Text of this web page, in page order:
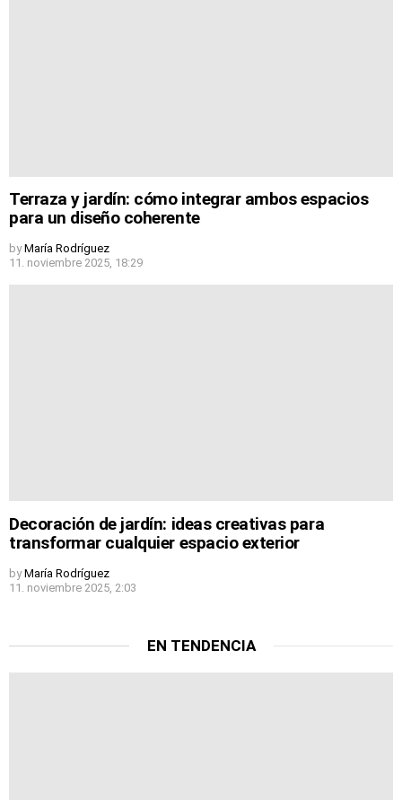
Terraza y jardín: cómo integrar ambos espacios
para un diseño coherente
by María Rodríguez
11. noviembre 2025, 18:29
Decoración de jardín: ideas creativas para
transformar cualquier espacio exterior
by María Rodríguez
11. noviembre 2025, 2:03
EN TENDENCIA